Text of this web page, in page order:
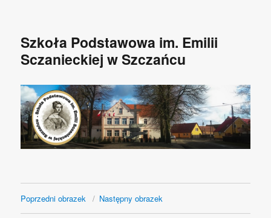
Szkoła Podstawowa im. Emilii
Sczanieckiej w Szczańcu
Poprzedni obrazek Następny obrazek